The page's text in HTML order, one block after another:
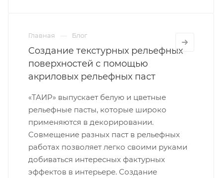
Главная Блог
Создание текстурных рельефных
поверхностей с помощью
акриловых рельефных паст
«ТАИР» выпускает белую и цветные
рельефные пасты, которые широко
применяются в декорировании.
Совмещение разных паст в рельефных
работах позволяет легко своими руками
добиваться интересных фактурных
эффектов в интерьере. Создание